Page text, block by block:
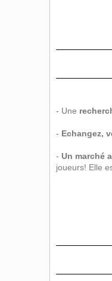
- Une
- Echangez,
- Un marché
joueurs! Elle